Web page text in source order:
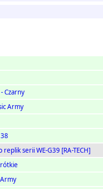
Czarny
Army
serii WE-G39 [RA-TECH]